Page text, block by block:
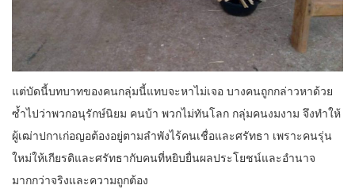
แต่บัดนี้บทบาทของคนกลุ่มนี้แทบจะหาไม่เจอ บางคนถูกกล่าวหาด้วย
ซ้ำไปว่าพวกอนุรักษ์นิยม คนบ้า พวกไม่ทันโลก กลุ่มคนงมงาม จึงทำให้
ผู้เฒ่าปกาเก่อญอต้องอยู่ตามลำพังไร้คนเชื่อและศรัทธา เพราะคนรุ่น
ใหม่ให้เกียรติและศรัทธากับคนที่หยิบยื่นผลประโยชน์และอำนาจ
มากกว่าจริงและความถูกต้อง